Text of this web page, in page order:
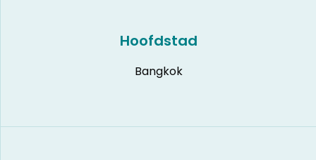
Hoofdstad
Bangkok